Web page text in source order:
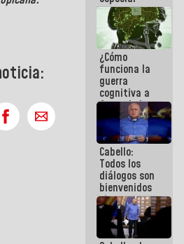
para
adaptarse
al plan de
ahorro
energético
¿Cómo
funciona la
guerra
cognitiva a
favor de la
narrativa
hegemónica?
(1)
Cabello:
Todos los
diálogos son
bienvenidos
siempre que
estén en el
marco de la
Constitución